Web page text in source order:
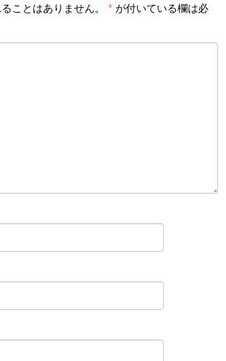
ことはありません。 * が付いている欄は必